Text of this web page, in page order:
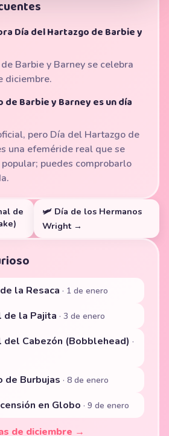
Día del Hartazgo de Barbie y
Barbie y Barney se celebra
diciembre.
de Barbie y Barney es un día
pero Día del Hartazgo de
una efeméride real que se
puedes comprobarlo
de
🛩️ Día de los Hermanos
Wright →
la Resaca · 1 de enero
de la Pajita · 3 de enero
del Cabezón (Bobblehead) ·
de Burbujas · 8 de enero
en Globo · 9 de enero
de diciembre →